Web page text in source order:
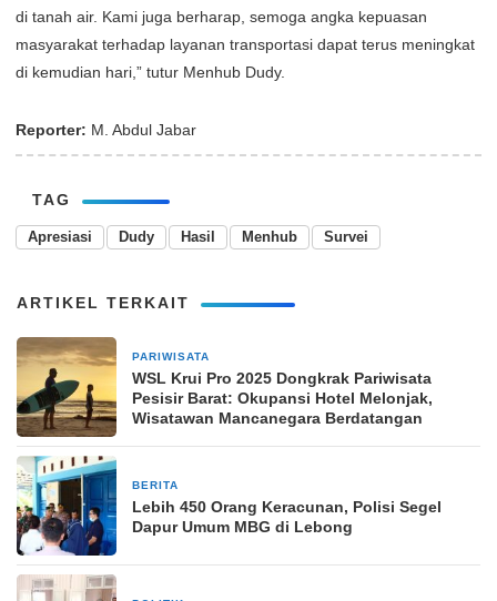
di tanah air. Kami juga berharap, semoga angka kepuasan
masyarakat terhadap layanan transportasi dapat terus meningkat
di kemudian hari,” tutur Menhub Dudy.
Reporter: M. Abdul Jabar
TAG
Apresiasi Dudy Hasil Menhub Survei
ARTIKEL TERKAIT
PARIWISATA
WSL Krui Pro 2025 Dongkrak Pariwisata
Pesisir Barat: Okupansi Hotel Melonjak,
Wisatawan Mancanegara Berdatangan
BERITA
Lebih 450 Orang Keracunan, Polisi Segel
Dapur Umum MBG di Lebong